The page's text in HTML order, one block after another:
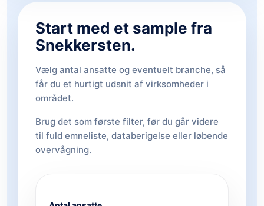
Start med et sample fra
Snekkersten.
Vælg antal ansatte og eventuelt branche, så
får du et hurtigt udsnit af virksomheder i
området.
Brug det som første filter, før du går videre
til fuld emneliste, databerigelse eller løbende
overvågning.